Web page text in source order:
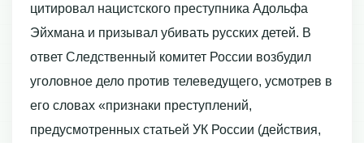
цитировал нацистского преступника Адольфа
Эйхмана и призывал убивать русских детей. В
ответ Следственный комитет России возбудил
уголовное дело против телеведущего, усмотрев в
его словах «признаки преступлений,
предусмотренных статьей УК России (действия,